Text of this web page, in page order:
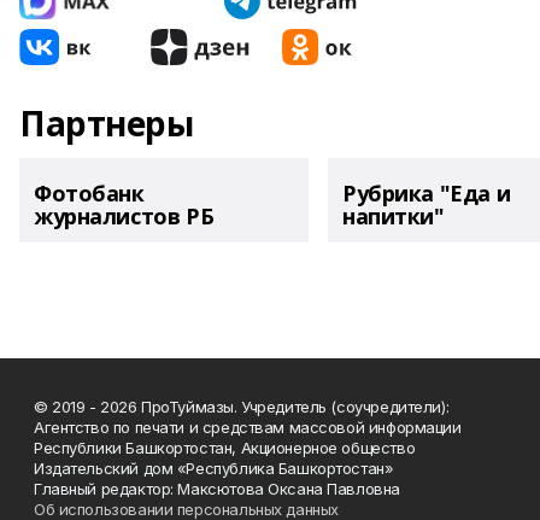
Партнеры
Фотобанк
журналистов РБ
Рубрика "Еда и
напитки"
© 2019 - 2026 ПроТуймазы. Учредитель (соучредители):
Агентство по печати и средствам массовой информации
Республики Башкортостан, Акционерное общество
Издательский дом «Республика Башкортостан»
Главный редактор: Максютова Оксана Павловна
Об использовании персональных данных